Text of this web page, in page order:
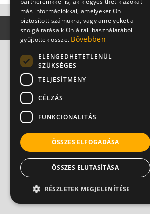
más információkkal, amelyeket Ön
biztosított számukra, vagy amelyeket a
szolgáltatásaik Ön általi használatából
gyűjtöttek össze. Bővebben
ELENGEDHETETLENÜL
SZÜKSÉGES
TELJESÍTMÉNY
CÉLZÁS
FUNKCIONALITÁS
ÖSSZES ELFOGADÁSA
ÖSSZES ELUTASÍTÁSA
RÉSZLETEK MEGJELENÍTÉSE